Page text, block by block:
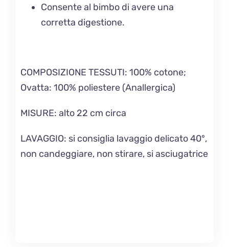
Consente al bimbo di avere una
corretta digestione.
COMPOSIZIONE TESSUTI: 100% cotone;
Ovatta: 100% poliestere (Anallergica)
MISURE: alto 22 cm circa
LAVAGGIO: si consiglia lavaggio delicato 40°,
non candeggiare, non stirare, si asciugatrice